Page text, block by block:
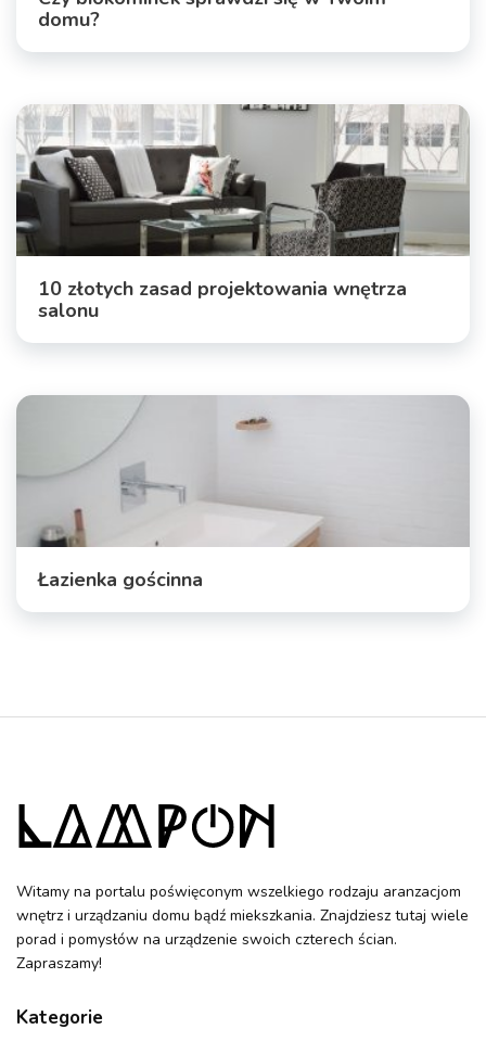
domu?
10 złotych zasad projektowania wnętrza
salonu
Łazienka gościnna
Witamy na portalu poświęconym wszelkiego rodzaju aranzacjom
wnętrz i urządzaniu domu bądź miekszkania. Znajdziesz tutaj wiele
porad i pomysłów na urządzenie swoich czterech ścian.
Zapraszamy!
Kategorie